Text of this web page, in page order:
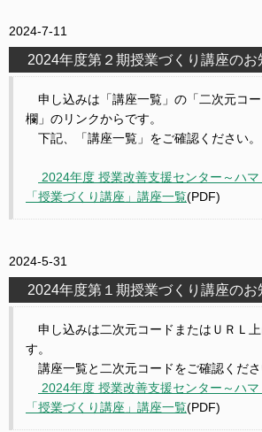
2024-7-11
2024年度第２期授業づくり講座の
申し込みは「講座一覧」の「二次元コ
欄」のリンクからです。
下記、「講座一覧」をご確認ください。
2024年度 授業改善支援センター～ハ
「授業づくり講座」講座一覧(PDF)
2024-5-31
2024年度第１期授業づくり講座の
申し込みは二次元コードまたはＵＲＬ
す。
講座一覧と二次元コードをご確認くださ
2024年度 授業改善支援センター～ハ
「授業づくり講座」講座一覧(PDF)